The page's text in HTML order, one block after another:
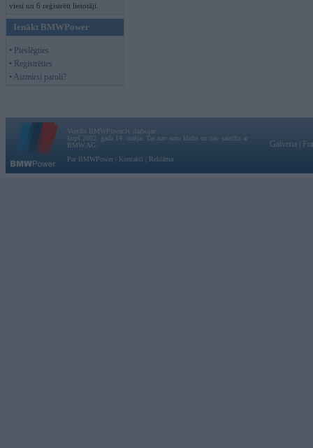
viesi un 6 reģistrēti lietotāji.
Ienākt BMWPower
• Pieslēgties
• Reģistrēties
• Aizmirsi paroli?
Vortāls BMWPower.lv darbojas
kopš 2002. gada 14. maija. Tas nav auto klubs un nav saistīts ar
BMW AG.
Par BMWPower
Kontakti Reklāma
Galvena